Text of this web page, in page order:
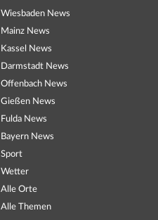
Wiesbaden News
Mainz News
Kassel News
Darmstadt News
Offenbach News
Gießen News
Fulda News
Bayern News
Sport
Wetter
Alle Orte
Alle Themen